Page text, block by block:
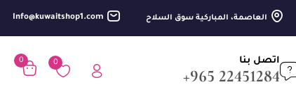
العاصمة، المباركية سوق السلاح Info@kuwaitshop1.com
اتصل بنا
22451284 965+
0
0